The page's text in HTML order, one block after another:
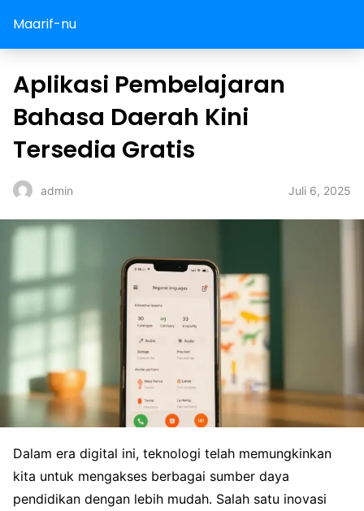
Maarif-nu
Aplikasi Pembelajaran
Bahasa Daerah Kini
Tersedia Gratis
admin Juli 6, 2025
Dalam era digital ini, teknologi telah memungkinkan
kita untuk mengakses berbagai sumber daya
pendidikan dengan lebih mudah. Salah satu inovasi